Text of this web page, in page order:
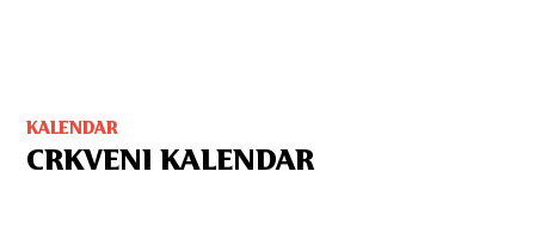
KALENDAR
CRKVENI KALENDAR